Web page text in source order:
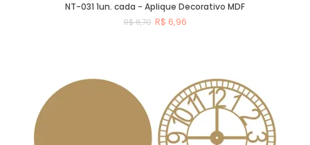
NT-031 1un. cada - Aplique Decorativo MDF
R$ 8,70 R$ 6,96